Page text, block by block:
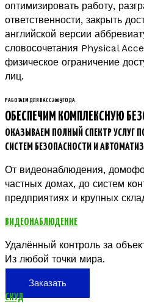
оптимизировать работу,
ответственности, закрыть
английской версии
словосочетания Physical
физическое ограничение
лиц.
РАБОТАЕМ ДЛЯ ВАС С 2009 ГОДА.
ОБЕСПЕЧИМ КОМПЛЕКСНУЮ
ОКАЗЫВАЕМ ПОЛНЫЙ СПЕКТР УСЛУГ
СИСТЕМ БЕЗОПАСНОСТИ И
От видеонаблюдения,
частных домах, до систем
предприятиях и крупных
ВИДЕОНАБЛЮДЕНИЕ
Удалённый контроль за
Из любой точки мира.
Заказать
СКУД